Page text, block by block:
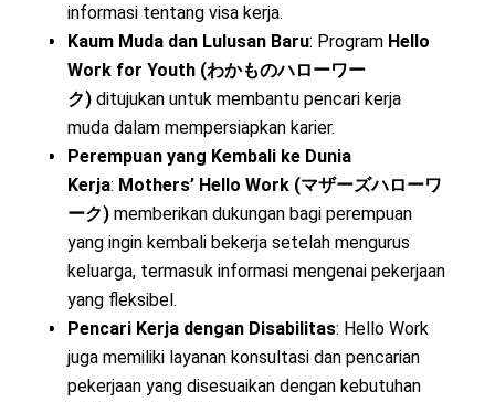
informasi tentang visa kerja.
Kaum Muda dan Lulusan Baru: Program Hello
Work for Youth (わかものハローワー
ク)ditujukan untuk membantu pencari kerja
muda dalam mempersiapkan karier.
Perempuan yang Kembali ke Dunia
Kerja: Mothers’ Hello Work (マザーズハローワ
ーク)memberikan dukungan bagi perempuan
yang ingin kembali bekerja setelah mengurus
keluarga, termasuk informasi mengenai pekerjaan
yang fleksibel.
Pencari Kerja dengan Disabilitas: Hello Work
juga memiliki layanan konsultasi dan pencarian
pekerjaan yang disesuaikan dengan kebutuhan